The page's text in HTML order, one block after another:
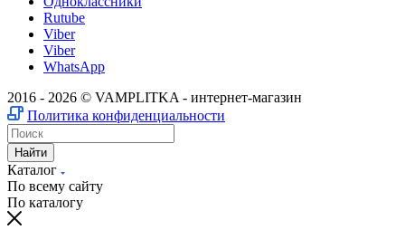
Rutube
Viber
Viber
WhatsApp
2016 - 2026 © VAMPLITKA - интернет-магазин
Политика конфиденциальности
Найти
Каталог
По всему сайту
По каталогу